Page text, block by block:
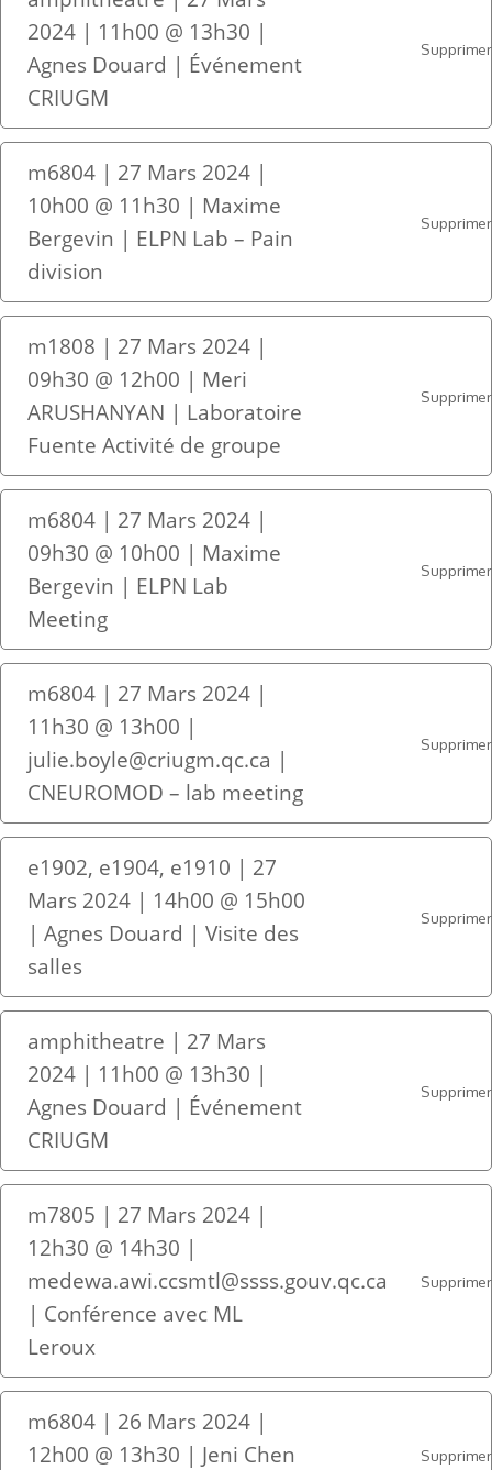
2024 | 11h00 @ 13h30 |
Agnes Douard | Événement
CRIUGM
Supprimer
m6804 | 27 Mars 2024 |
10h00 @ 11h30 | Maxime
Bergevin | ELPN Lab – Pain
division
Supprimer
m1808 | 27 Mars 2024 |
09h30 @ 12h00 | Meri
ARUSHANYAN | Laboratoire
Fuente Activité de groupe
Supprimer
m6804 | 27 Mars 2024 |
09h30 @ 10h00 | Maxime
Bergevin | ELPN Lab
Meeting
Supprimer
m6804 | 27 Mars 2024 |
11h30 @ 13h00 |
julie.boyle@criugm.qc.ca |
CNEUROMOD – lab meeting
Supprimer
e1902, e1904, e1910 | 27
Mars 2024 | 14h00 @ 15h00
| Agnes Douard | Visite des
salles
Supprimer
amphitheatre | 27 Mars
2024 | 11h00 @ 13h30 |
Agnes Douard | Événement
CRIUGM
Supprimer
m7805 | 27 Mars 2024 |
12h30 @ 14h30 |
medewa.awi.ccsmtl@ssss.gouv.qc.ca
| Conférence avec ML
Leroux
Supprimer
m6804 | 26 Mars 2024 |
12h00 @ 13h30 | Jeni Chen
Supprimer